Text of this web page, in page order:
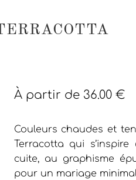
À partir de 36.00 €
Couleurs chaudes et
Terracotta qui
cuite, au graphisme
pour un mariage